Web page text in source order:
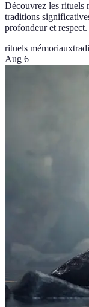
Découvrez les rituels
traditions
profondeur et respect.
rituels mémoriaux
Aug 6